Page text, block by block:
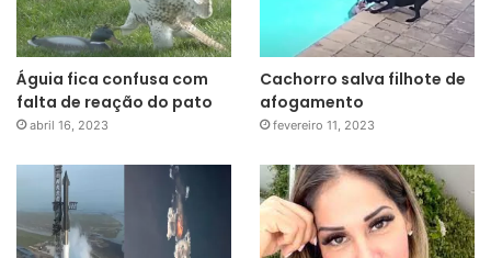
Águia fica confusa com
falta de reação do pato
abril 16, 2023
Cachorro salva filhote de
afogamento
fevereiro 11, 2023